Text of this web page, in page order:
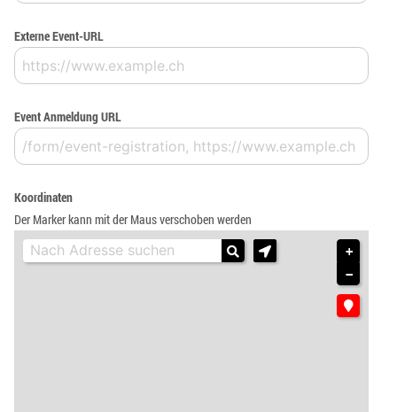
Externe Event-URL
Event Anmeldung URL
Koordinaten
Der Marker kann mit der Maus verschoben werden
+
−